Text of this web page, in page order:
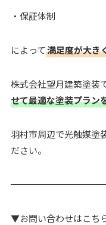
・保証体制
によって満足度が大き
株式会社望月建築塗装で
せて最適な塗装プラン
羽村市周辺で光触媒塗
ださい。
▼お問い合わせはこち